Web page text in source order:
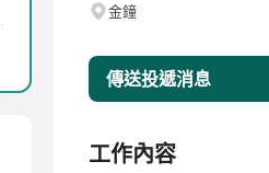
金鐘
傳送投遞消息
工作內容